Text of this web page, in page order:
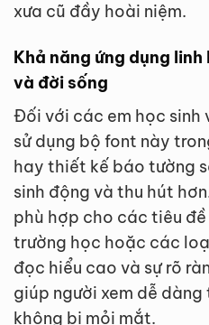
xưa cũ đầy hoài niệm.
Khả năng ứng dụng
và đời sống
Đối với các em học
sử dụng bộ font này
hay thiết kế báo tường
sinh động và thu hút
phù hợp cho các tiêu đề
trường học hoặc các
đọc hiểu cao và sự rõ
giúp người xem dễ
không bị mỏi mắt.